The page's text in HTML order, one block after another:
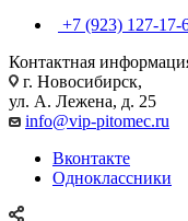
+7 (923) 127-17-
Контактная
г. Новосибирск,
ул. А. Лежена, д. 25
info@vip-pitomec.ru
Вконтакте
Одноклассники